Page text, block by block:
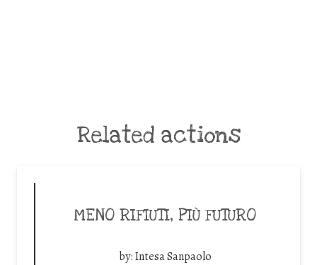
Related actions
MENO RIFIUTI, PIÙ FUTURO
by:Intesa Sanpaolo